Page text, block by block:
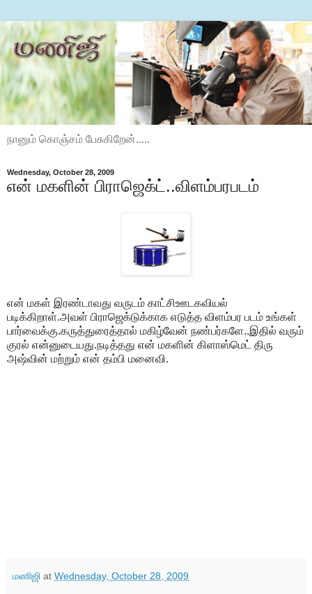
நானும் கொஞ்சம் பேசுகிறேன்.....
Wednesday, October 28, 2009
என் மகளின் பிராஜெக்ட்..விளம்பரபடம்
என் மகள் இரண்டாவது வருடம் காட்சிஊடகவியல்
படிக்கிறாள்.அவள் பிராஜெக்டுக்காக எடுத்த விளம்பர படம் உங்கள்
பார்வைக்கு.கருத்துரைத்தால் மகிழ்வேன் நண்பர்களே..இதில் வரும்
குரல் என்னுடையது.நடித்தது என் மகளின் கிளாஸ்மெட் திரு
அஷ்வின் மற்றும் என் தம்பி மனைவி.
மணிஜி at Wednesday, October 28, 2009